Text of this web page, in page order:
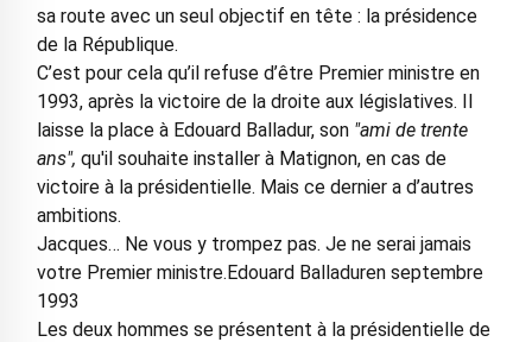
sa route avec un seul objectif en tête : la présidence
de la République.
C’est pour cela qu’il refuse d’être Premier ministre en
1993, après la victoire de la droite aux législatives. Il
laisse la place à Edouard Balladur, son "ami de trente
ans", qu'il souhaite installer à Matignon, en cas de
victoire à la présidentielle. Mais ce dernier a d’autres
ambitions.
Jacques… Ne vous y trompez pas. Je ne serai jamais
votre Premier ministre.Edouard Balladuren septembre
1993
Les deux hommes se présentent à la présidentielle de